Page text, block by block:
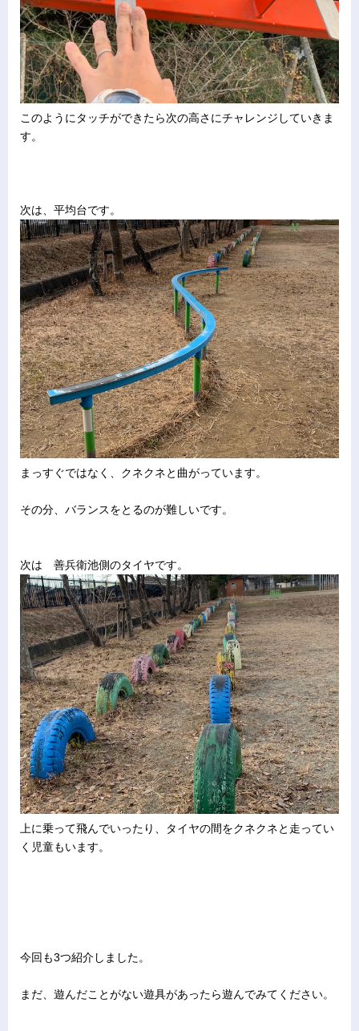
このようにタッチができたら次の高さにチャレンジしていきま
す。
次は、平均台です。
まっすぐではなく、クネクネと曲がっています。
その分、バランスをとるのが難しいです。
次は 善兵衛池側のタイヤです。
上に乗って飛んでいったり、タイヤの間をクネクネと走ってい
く児童もいます。
今回も3つ紹介しました。
まだ、遊んだことがない遊具があったら遊んでみてください。